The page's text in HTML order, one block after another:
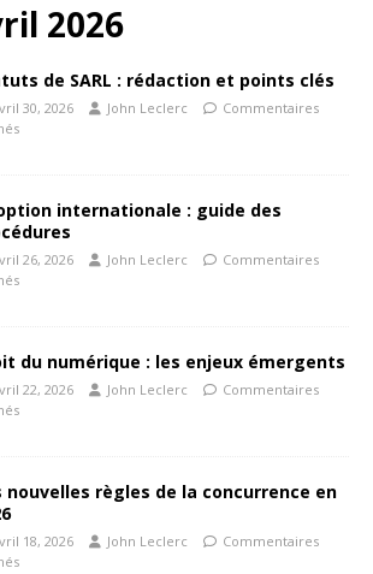
2026
de SARL : rédaction et points clés
30, 2026 John Leclerc
Commentaires
internationale : guide des
26, 2026 John Leclerc
Commentaires
du numérique : les enjeux émergents
22, 2026 John Leclerc
Commentaires
nouvelles règles de la concurrence en
18, 2026 John Leclerc
Commentaires